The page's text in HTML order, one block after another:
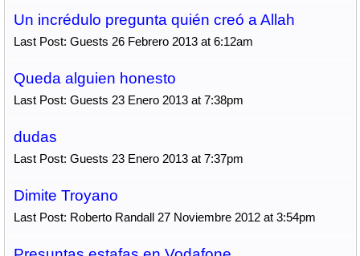
Un incrédulo pregunta quién creó a Allah
Last Post: Guests 26 Febrero 2013 at 6:12am
Queda alguien honesto
Last Post: Guests 23 Enero 2013 at 7:38pm
dudas
Last Post: Guests 23 Enero 2013 at 7:37pm
Dimite Troyano
Last Post: Roberto Randall 27 Noviembre 2012 at 3:54pm